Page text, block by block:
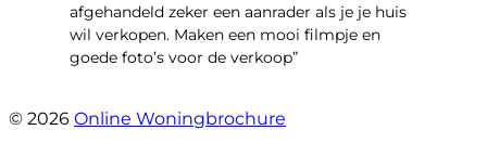
afgehandeld zeker een aanrader als je je huis
wil verkopen. Maken een mooi filmpje en
goede foto’s voor de verkoop”
© 2026 Online Woningbrochure